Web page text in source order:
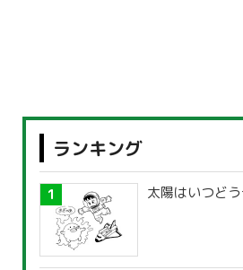
ランキング
太陽はいつど